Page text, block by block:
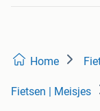
Home
Fietsen | Meisjes